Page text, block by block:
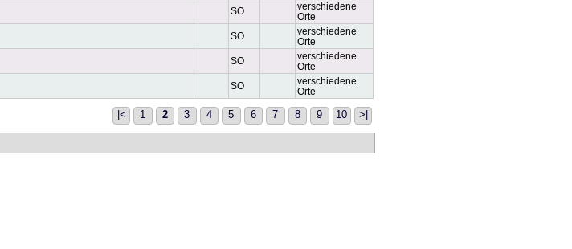
SO
verschiedene
Orte
SO
verschiedene
Orte
SO
verschiedene
Orte
SO
verschiedene
Orte
|< 1 2 3 4 5 6 7 8 9 10 >|